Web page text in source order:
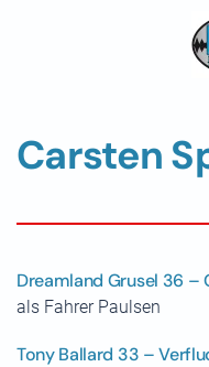
Skip to main content
Carsten
Dreamland Grusel 36 –
als Fahrer Paulsen
Tony Ballard 33 –